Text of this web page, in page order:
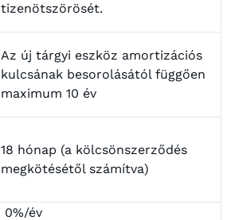
tizenötszörösét.
Az új tárgyi eszköz amortizációs
kulcsának besorolásától függően
maximum 10 év
18 hónap (a kölcsönszerződés
megkötésétől számítva)
0%/év